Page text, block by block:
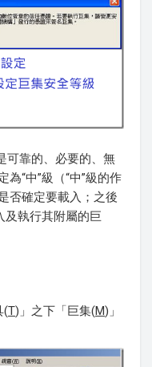
可靠的、必要的、無
“中”級（“中”級的作
否確定要載入；之後
及執行其附屬的巨
(T)」之下「巨集(M)」